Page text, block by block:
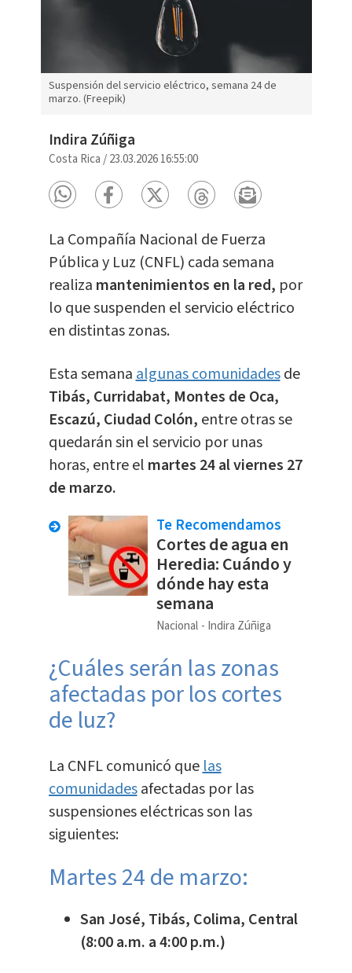
Suspensión del servicio eléctrico, semana 24 de
marzo. (Freepik)
Indira Zúñiga
Costa Rica /23.03.2026 16:55:00
La Compañía Nacional de Fuerza
Pública y Luz (CNFL) cada semana
realiza mantenimientos en la red, por
lo que suspenden el servicio eléctrico
en distintas zonas.
Esta semanaalgunas comunidadesde
Tibás, Curridabat, Montes de Oca,
Escazú, Ciudad Colón, entre otras se
quedarán sin el servicio por unas
horas, entre el martes 24 al viernes 27
de marzo.
Te Recomendamos
Cortes de agua en
Heredia: Cuándo y
dónde hay esta
semana
Nacional Indira Zúñiga
¿Cuáles serán las zonas
afectadas por los cortes
de luz?
La CNFL comunicó quelas
comunidadesafectadas por las
suspensiones eléctricas son las
siguientes:
Martes 24 de marzo:
San José, Tibás, Colima, Central
(8:00 a.m. a 4:00 p.m.)